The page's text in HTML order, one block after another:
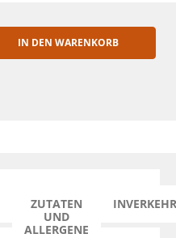
IN DEN WARENKORB
ZUTATEN
UND
ALLERGENE